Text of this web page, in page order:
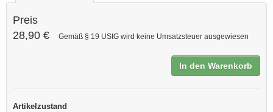
Preis
28,90 €
Gemäß § 19 UStG wird keine Umsatzsteuer ausgewiesen
In den Warenkorb
Artikelzustand